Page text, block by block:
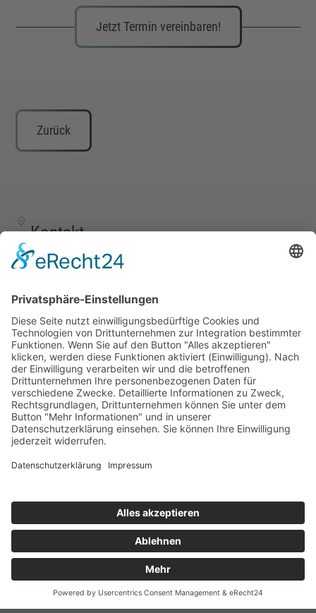
Jetzt Termin vereinbaren!
Zurück
Kontakt
TALENTSCOUT CONSULTING GmbH
57258 Freudenberg
+49 (0) 15117609865
office(at)talentscout.de
Social
© 2026 Talentscout Consulting GmbH
Sitemap
Terminvereinbaren